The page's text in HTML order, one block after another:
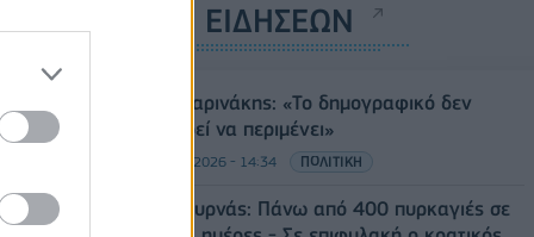
ΡΟΗ ΕΙΔΗΣΕΩΝ
Π. Μαρινάκης: «Το δημογραφικό δεν
μπορεί να περιμένει»
09/08/2026 - 14:34 ΠΟΛΙΤΙΚΗ
Ε. Τουρνάς: Πάνω από 400 πυρκαγιές σε